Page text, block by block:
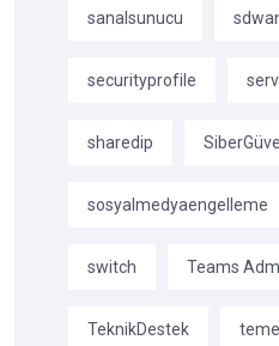
sanalsunucu
securityprofile
sharedip
sosyalmedyaengelleme
switch Teams
TeknikDestek